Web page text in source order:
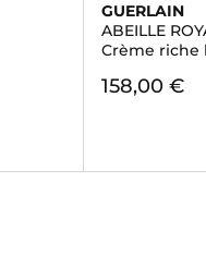
GUERLAIN
ABEILLE
Crème
158,00 €